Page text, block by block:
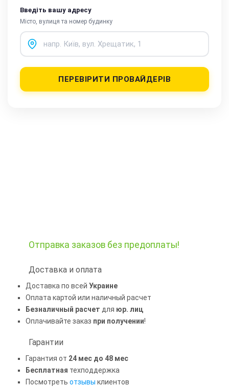
Введіть вашу адресу
Місто, вулиця та номер будинку
ПЕРЕВІРИТИ ПРОВАЙДЕРІВ
Отправка заказов без предоплаты!
Доставка и оплата
Доставка по всей Украине
Оплата картой или наличный расчет
Безналичный расчет для юр. лиц
Оплачивайте заказ при получении!
Гарантии
Гарантия от 24 мес до 48 мес
Бесплатная техподдержка
Посмотреть отзывы клиентов